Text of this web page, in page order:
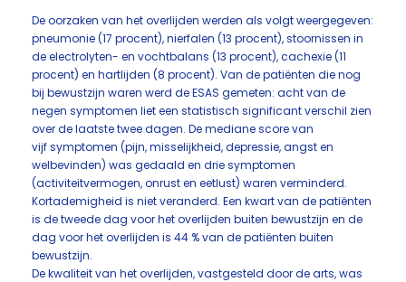
De oorzaken van het overlijden werden als volgt weergegeven:
pneumonie (17 procent), nierfalen (13 procent), stoornissen in
de electrolyten- en vochtbalans (13 procent), cachexie (11
procent) en hartlijden (8 procent). Van de patiënten die nog
bij bewustzijn waren werd de ESAS gemeten: acht van de
negen symptomen liet een statistisch significant verschil zien
over de laatste twee dagen. De mediane score van
vijf symptomen (pijn, misselijkheid, depressie, angst en
welbevinden) was gedaald en drie symptomen
(activiteitvermogen, onrust en eetlust) waren verminderd.
Kortademigheid is niet veranderd. Een kwart van de patiënten
is de tweede dag voor het overlijden buiten bewustzijn en de
dag voor het overlijden is 44 % van de patiënten buiten
bewustzijn.
De kwaliteit van het overlijden, vastgesteld door de arts, was